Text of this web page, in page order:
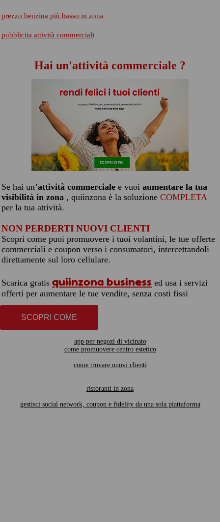
prezzo benzina più basso in zona
pubblicita attività commerciali
Hai un'attività commerciale ?
Se hai un’attività commerciale e vuoi aumentare la tua
visibilità in zona , quiinzona è la soluzione COMPLETA
per la tua attività.
NON PERDERTI NUOVI CLIENTI
Scopri come puoi promuovere i tuoi volantini, le tue offerte
commerciali e coupon verso i consumatori, intercettandoli
direttamente sul loro cellulare.
Scarica gratis quiinzona business ed usa i servizi
offerti per aumentare le tue vendite, senza costi fissi
SCOPRI COME
app per negozi di vicinato
come promuovere centro estetico
come trovare nuovi clienti
ristoranti in zona
gestisci social network, coupon e fidelity da una sola piattaforma